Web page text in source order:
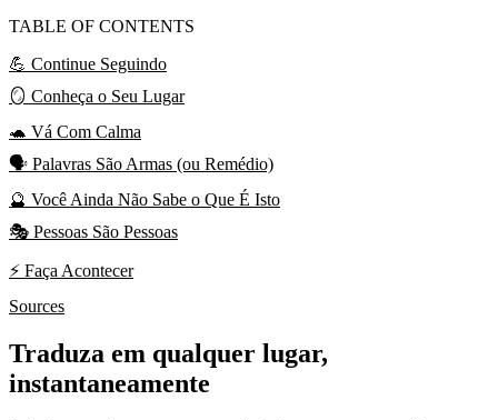
TABLE OF CONTENTS
💪 Continue Seguindo
🪞 Conheça o Seu Lugar
🐢 Vá Com Calma
🗣️ Palavras São Armas (ou Remédio)
🔮 Você Ainda Não Sabe o Que É Isto
🎭 Pessoas São Pessoas
⚡ Faça Acontecer
Sources
Traduza em qualquer lugar,
instantaneamente